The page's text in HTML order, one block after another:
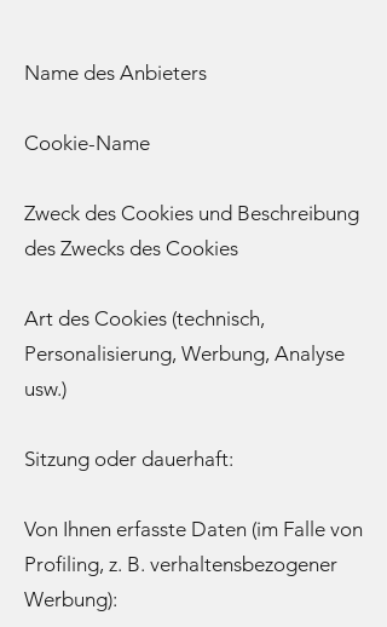
Name des Anbieters
Cookie-Name
Zweck des Cookies und Beschreibung
des Zwecks des Cookies
Art des Cookies (technisch,
Personalisierung, Werbung, Analyse
usw.)
Sitzung oder dauerhaft:
Von Ihnen erfasste Daten (im Falle von
Profiling, z. B. verhaltensbezogener
Werbung):